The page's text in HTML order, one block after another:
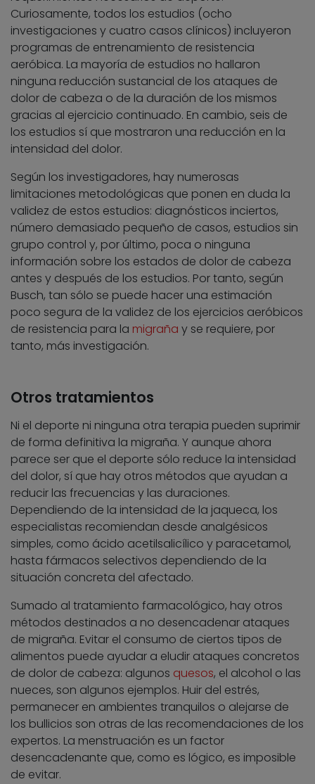
Curiosamente, todos los estudios (ocho
investigaciones y cuatro casos clínicos) incluyeron
programas de entrenamiento de resistencia
aeróbica. La mayoría de estudios no hallaron
ninguna reducción sustancial de los ataques de
dolor de cabeza o de la duración de los mismos
gracias al ejercicio continuado. En cambio, seis de
los estudios sí que mostraron una reducción en la
intensidad del dolor.
Según los investigadores, hay numerosas
limitaciones metodológicas que ponen en duda la
validez de estos estudios: diagnósticos inciertos,
número demasiado pequeño de casos, estudios sin
grupo control y, por último, poca o ninguna
información sobre los estados de dolor de cabeza
antes y después de los estudios. Por tanto, según
Busch, tan sólo se puede hacer una estimación
poco segura de la validez de los ejercicios aeróbicos
de resistencia para la migraña y se requiere, por
tanto, más investigación.
Otros tratamientos
Ni el deporte ni ninguna otra terapia pueden suprimir
de forma definitiva la migraña. Y aunque ahora
parece ser que el deporte sólo reduce la intensidad
del dolor, sí que hay otros métodos que ayudan a
reducir las frecuencias y las duraciones.
Dependiendo de la intensidad de la jaqueca, los
especialistas recomiendan desde analgésicos
simples, como ácido acetilsalicílico y paracetamol,
hasta fármacos selectivos dependiendo de la
situación concreta del afectado.
Sumado al tratamiento farmacológico, hay otros
métodos destinados a no desencadenar ataques
de migraña. Evitar el consumo de ciertos tipos de
alimentos puede ayudar a eludir ataques concretos
de dolor de cabeza: algunos quesos, el alcohol o las
nueces, son algunos ejemplos. Huir del estrés,
permanecer en ambientes tranquilos o alejarse de
los bullicios son otras de las recomendaciones de los
expertos. La menstruación es un factor
desencadenante que, como es lógico, es imposible
de evitar.